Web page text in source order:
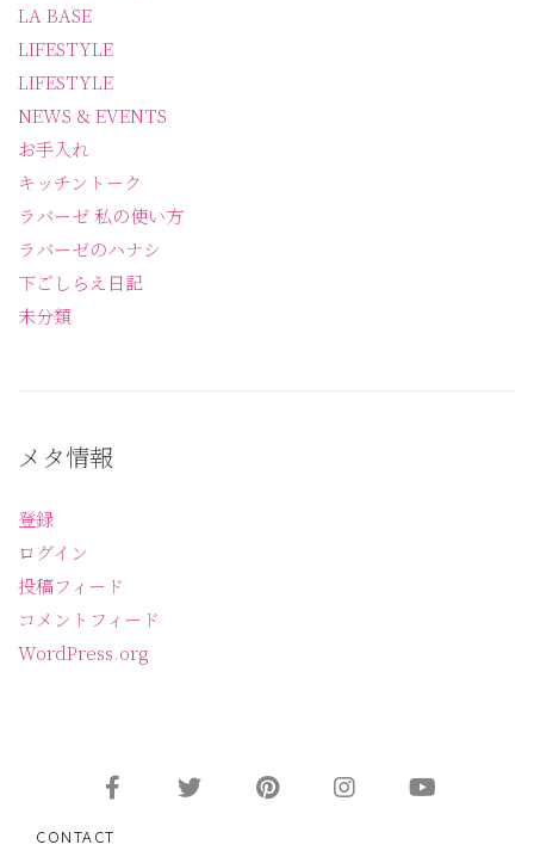
LA BASE
LIFESTYLE
LIFESTYLE
NEWS & EVENTS
お手入れ
キッチントーク
ラバーゼ 私の使い方
ラバーゼのハナシ
下ごしらえ日記
未分類
メタ情報
登録
ログイン
投稿フィード
コメントフィード
WordPress.org
CONTACT